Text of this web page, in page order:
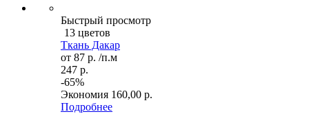
Быстрый просмотр
13 цветов
Ткань Дакар
от 87 р. /п.м
247 р.
-65%
Экономия 160,00 р.
Подробнее